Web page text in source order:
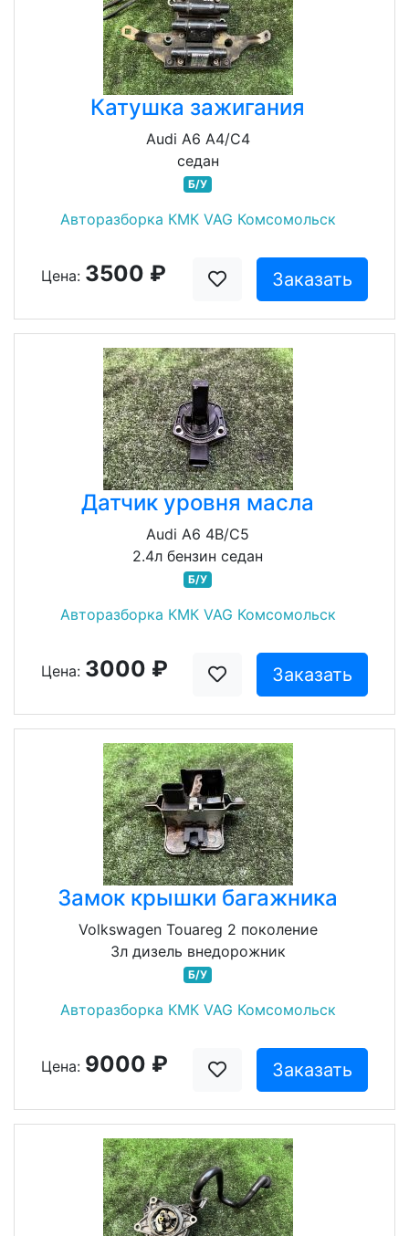
Катушка зажигания
Audi A6 A4/C4
седан
Б/У
Авторазборка КМК VAG Комсомольск
Цена: 3500 ₽ Заказать
Датчик уровня масла
Audi A6 4B/C5
2.4л бензин седан
Б/У
Авторазборка КМК VAG Комсомольск
Цена: 3000 ₽ Заказать
Замок крышки багажника
Volkswagen Touareg 2 поколение
3л дизель внедорожник
Б/У
Авторазборка КМК VAG Комсомольск
Цена: 9000 ₽ Заказать